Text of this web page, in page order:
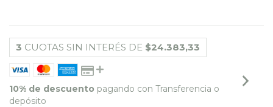
3 CUOTAS SIN INTERÉS DE $24.383,33
10% de descuento pagando con Transferencia o
depósito